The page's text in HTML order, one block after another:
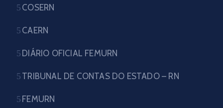
COSERN
CAERN
DIÁRIO OFICIAL FEMURN
TRIBUNAL DE CONTAS DO ESTADO – RN
FEMURN